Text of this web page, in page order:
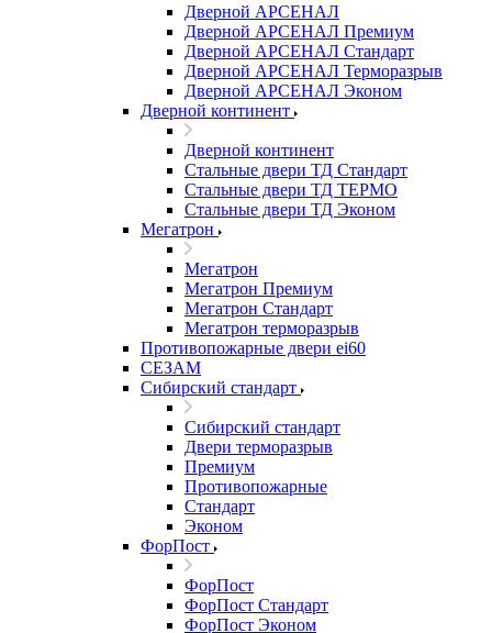
Дверной АРСЕНАЛ
Дверной АРСЕНАЛ Премиум
Дверной АРСЕНАЛ Стандарт
Дверной АРСЕНАЛ Терморазрыв
Дверной АРСЕНАЛ Эконом
Дверной континент
Дверной континент
Стальные двери ТД Стандарт
Стальные двери ТД ТЕРМО
Стальные двери ТД Эконом
Мегатрон
Мегатрон
Мегатрон Премиум
Мегатрон Стандарт
Мегатрон терморазрыв
Противопожарные двери ei60
СЕЗАМ
Сибирский стандарт
Сибирский стандарт
Двери терморазрыв
Премиум
Противопожарные
Стандарт
Эконом
ФорПост
ФорПост
ФорПост Стандарт
ФорПост Эконом